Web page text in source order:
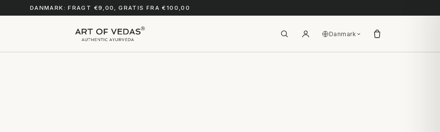
DANMARK: FRAGT €9,00, GRATIS FRA €100,00
Danmark